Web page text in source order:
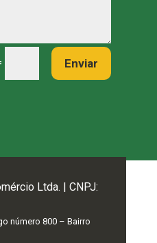
Enviar
Ltda. | CNPJ:
número 800 – Bairro